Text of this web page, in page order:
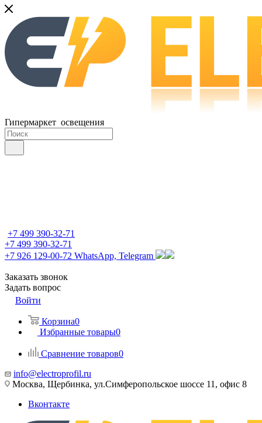
Гипермаркет освещения
+7 499 390-32-71
+7 499 390-32-71
+7 926 129-00-72 WhatsApp, Telegram
Заказать звонок
Задать вопрос
Войти
Корзина0
Избранные товары0
Сравнение товаров0
info@electroprofil.ru
Москва, Щербинка, ул.Симферопольское шоссе 11, офис 8
Вконтакте